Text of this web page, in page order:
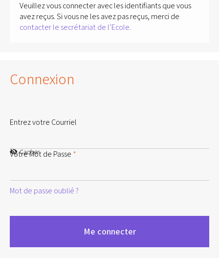
Veuillez vous connecter avec les identifiants que vous
avez reçus. Si vous ne les avez pas reçus, merci de
contacter le secrétariat de l’Ecole.
Connexion
Entrez votre Courriel
Votre Mot de Passe *
Cacher
Mot de passe oublié ?